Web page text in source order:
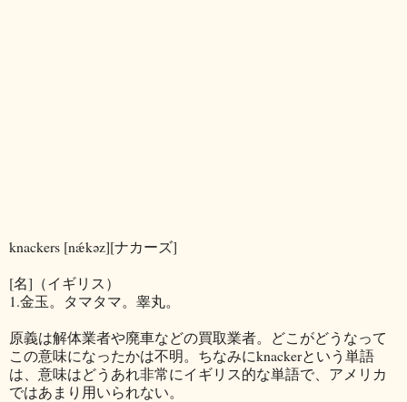
knackers [nǽkəz][ナカーズ]
[名]（イギリス）
1.金玉。タマタマ。睾丸。
原義は解体業者や廃車などの買取業者。どこがどうなって
この意味になったかは不明。ちなみにknackerという単語
は、意味はどうあれ非常にイギリス的な単語で、アメリカ
ではあまり用いられない。